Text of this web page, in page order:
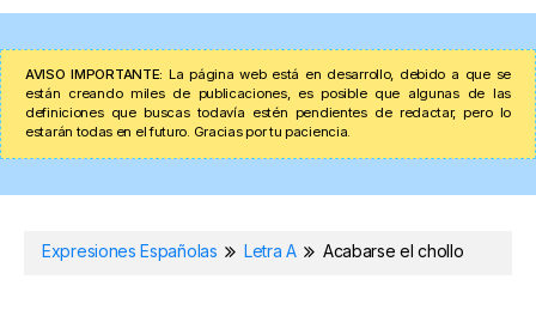
AVISO IMPORTANTE: La página web está en desarrollo, debido a que se
están creando miles de publicaciones, es posible que algunas de las
definiciones que buscas todavía estén pendientes de redactar, pero lo
estarán todas en el futuro. Gracias por tu paciencia.
Expresiones Españolas Letra A Acabarse el chollo